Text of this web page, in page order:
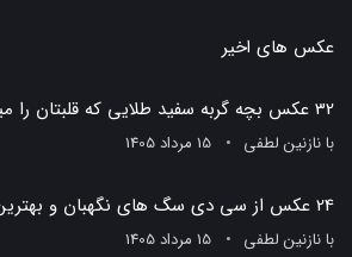
عکس های اخیر
32 عکس بچه گربه سفید طلایی که قلبتان را میبرد
بانازنین لطفی 15 مرداد 1405
24 عکس از سی دی سگ های نگهبان و بهترین لحظات شیرین آن‌ها
بانازنین لطفی 15 مرداد 1405